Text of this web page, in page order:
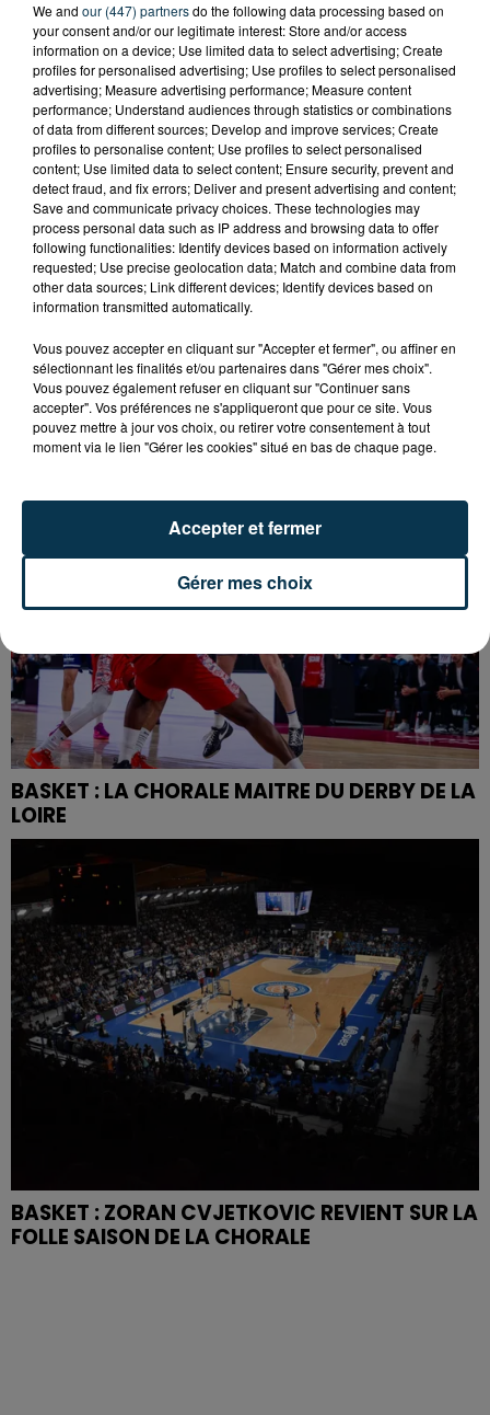
BASKET : LA CHORALE INTRAITABLE JUSQU'AU
BOUT
BASKET : LA CHORALE MAITRE DU DERBY DE LA
LOIRE
BASKET : ZORAN CVJETKOVIC REVIENT SUR LA
FOLLE SAISON DE LA CHORALE
We and our (447) partnersdo the following data processing based on
your consent and/or our legitimate interest: Store and/or access
information on a device; Use limited data to select advertising; Create
profiles for personalised advertising; Use profiles to select personalised
advertising; Measure advertising performance; Measure content
performance; Understand audiences through statistics or combinations
of data from different sources; Develop and improve services; Create
profiles to personalise content; Use profiles to select personalised
content; Use limited data to select content; Ensure security, prevent and
detect fraud, and fix errors; Deliver and present advertising and content;
Save and communicate privacy choices. These technologies may
process personal data such as IP address and browsing data to offer
following functionalities: Identify devices based on information actively
requested; Use precise geolocation data; Match and combine data from
other data sources; Link different devices; Identify devices based on
information transmitted automatically.
Vous pouvez accepter en cliquant sur "Accepter et fermer", ou affiner en
sélectionnant les finalités et/ou partenaires dans "Gérer mes choix".
Vous pouvez également refuser en cliquant sur "Continuer sans
accepter". Vos préférences ne s'appliqueront que pour ce site. Vous
pouvez mettre à jour vos choix, ou retirer votre consentement à tout
moment via le lien "Gérer les cookies" situé en bas de chaque page.
Gérer mes choix
Accepter et fermer